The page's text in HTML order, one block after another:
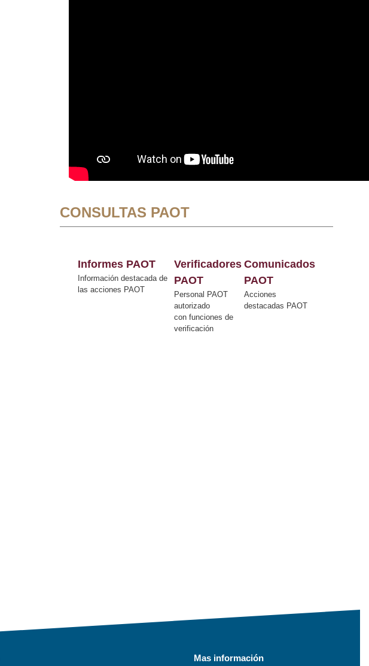
CONSULTAS PAOT
Informes PAOT
Información destacada de
las acciones PAOT
Verificadores
PAOT
Personal PAOT
autorizado
con funciones de
verificación
Comunicados
PAOT
Acciones
destacadas PAOT
Mas información